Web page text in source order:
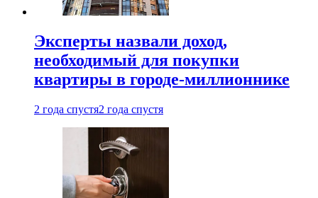
Эксперты назвали доход,
необходимый для покупки
квартиры в городе-миллионнике
2 года спустя2 года спустя